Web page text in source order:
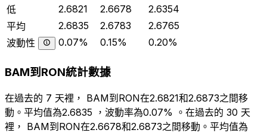
低
2.6821 2.6678
2.6354
平均
2.6835 2.6783
2.6765
波動性
0.07% 0.15% 0.20%
BAM到RON統計數據
在過去的 7 天裡， BAM到RON在2.6821和2.6873之間移
動。平均值為2.6835 ，波動率為0.07% 。在過去的 30 天
裡， BAM到RON在2.6678和2.6873之間移動。平均值為